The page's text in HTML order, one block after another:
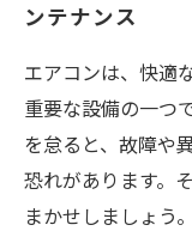
ンテナンス
エアコンは、快適
重要な設備の一つ
を怠ると、故障や
恐れがあります。
まかせしましょう